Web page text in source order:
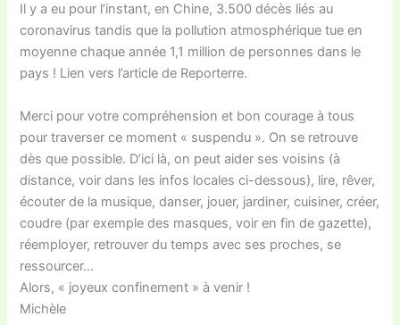
Il y a eu pour l’instant, en Chine, 3.500 décès liés au
coronavirus tandis que la pollution atmosphérique tue en
moyenne chaque année 1,1 million de personnes dans le
pays ! Lien vers l’article de Reporterre.
Merci pour votre compréhension et bon courage à tous
pour traverser ce moment « suspendu ». On se retrouve
dès que possible. D’ici là, on peut aider ses voisins (à
distance, voir dans les infos locales ci-dessous), lire, rêver,
écouter de la musique, danser, jouer, jardiner, cuisiner, créer,
coudre (par exemple des masques, voir en fin de gazette),
réemployer, retrouver du temps avec ses proches, se
ressourcer…
Alors, « joyeux confinement » à venir !
Michèle